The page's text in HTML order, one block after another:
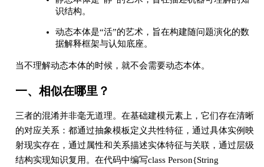
识结构。
动态本体是“活”的艺术，旨在构建随问题演化的数
据解释框架与认知底座。
当不理解动态本体的时候，就不会需要动态本体。
一、相似在哪里？
三者的混淆并非毫无道理。在基础建模元素上，它们存在清晰
的对应关系：都通过抽象模板定义共性特征，通过具体实例映
射现实存在，通过属性和关系描述实体特征与关联，通过层级
结构实现知识复用。在代码中编写class Person{String